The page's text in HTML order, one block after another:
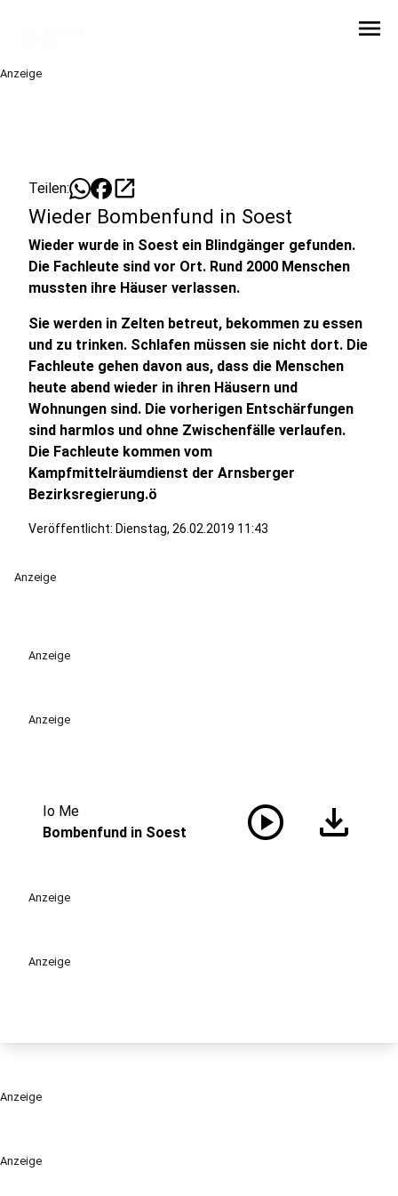
menu
Anzeige
Anzeige
Teilen: open_in_new
Wieder Bombenfund in Soest
Wieder wurde in Soest ein Blindgänger gefunden.
Die Fachleute sind vor Ort. Rund 2000 Menschen
mussten ihre Häuser verlassen.
Sie werden in Zelten betreut, bekommen zu essen
und zu trinken. Schlafen müssen sie nicht dort. Die
Fachleute gehen davon aus, dass die Menschen
heute abend wieder in ihren Häusern und
Wohnungen sind. Die vorherigen Entschärfungen
sind harmlos und ohne Zwischenfälle verlaufen.
Die Fachleute kommen vom
Kampfmittelräumdienst der Arnsberger
Bezirksregierung.ö
Veröffentlicht: Dienstag, 26.02.2019 11:43
Anzeige
Anzeige
Anzeige
Io Me
Bombenfund in Soest
play_circle download
Anzeige
Anzeige
Anzeige